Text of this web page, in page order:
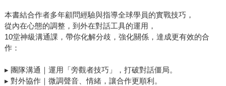
本書結合作者多年顧問經驗與指導全球學員的實戰技巧，
從內在心態的調整，到外在對話工具的運用，
10堂神級溝通課，帶你化解分歧，強化關係，達成更有效的合
作：
▸ 團隊溝通｜運用「旁觀者技巧」，打破對話僵局。
▸ 對外協作｜微調聲音、情緒，讓合作更順利。